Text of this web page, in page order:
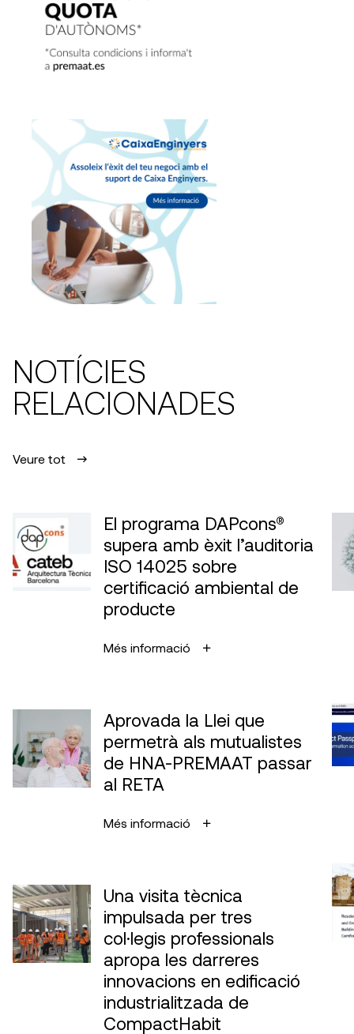
NOTÍCIES
RELACIONADES
Veure tot
El programa DAPcons®
supera amb èxit l’auditoria
ISO 14025 sobre
certificació ambiental de
producte
Més informació
Aprovada la Llei que
permetrà als mutualistes
de HNA-PREMAAT passar
al RETA
Més informació
Una visita tècnica
impulsada per tres
col·legis professionals
apropa les darreres
innovacions en edificació
industrialitzada de
CompactHabit